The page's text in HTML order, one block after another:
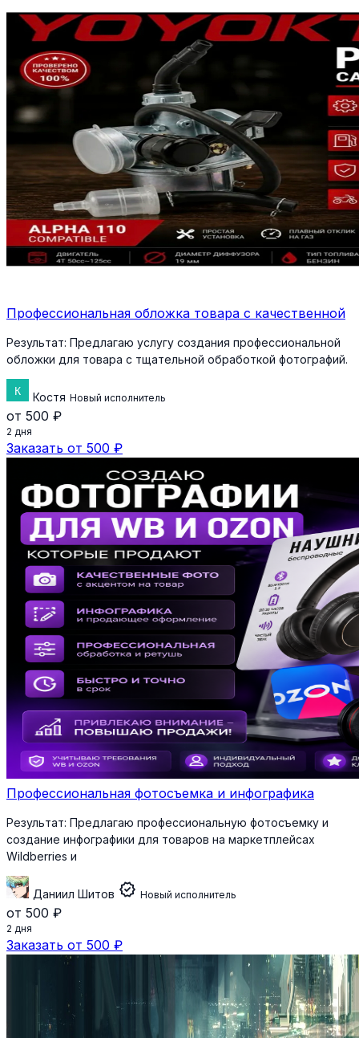
Профессиональная обложка товара с качественной
Результат: Предлагаю услугу создания профессиональной
обложки для товара с тщательной обработкой фотографий.
Костя Новый исполнитель
от 500 ₽
2 дня
Заказать от 500 ₽
Профессиональная фотосъемка и инфографика
Результат: Предлагаю профессиональную фотосъемку и
создание инфографики для товаров на маркетплейсах
Wildberries и
Даниил Шитов verified Новый исполнитель
от 500 ₽
2 дня
Заказать от 500 ₽